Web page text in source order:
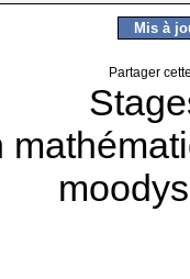
Mis à
Partager